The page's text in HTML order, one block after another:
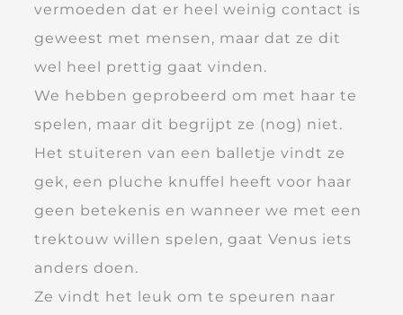
vermoeden dat er heel weinig contact is
geweest met mensen, maar dat ze dit
wel heel prettig gaat vinden.
We hebben geprobeerd om met haar te
spelen, maar dit begrijpt ze (nog) niet.
Het stuiteren van een balletje vindt ze
gek, een pluche knuffel heeft voor haar
geen betekenis en wanneer we met een
trektouw willen spelen, gaat Venus iets
anders doen.
Ze vindt het leuk om te speuren naar